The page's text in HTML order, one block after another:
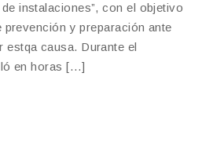
instalaciones”, con el objetivo
y preparación ante
estqa causa. Durante el
en horas […]